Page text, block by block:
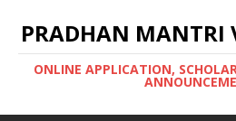
PRADHAN MANTRI
ONLINE APPLICATION,